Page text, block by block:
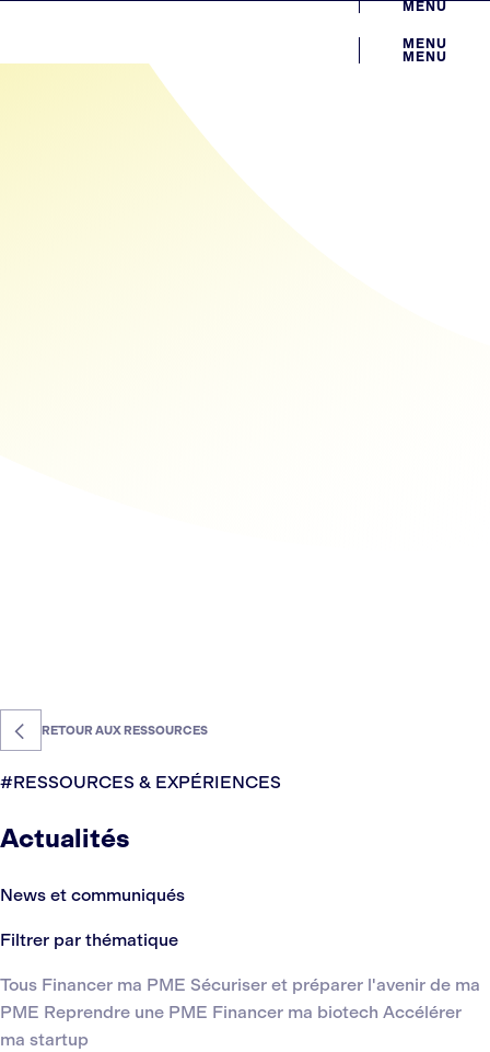
MENU
MENU
MENU
RETOUR AUX RESSOURCES
#RESSOURCES & EXPÉRIENCES
Actualités
News et communiqués
Filtrer par thématique
Tous Financer ma PME Sécuriser et préparer l'avenir de ma
PME Reprendre une PME Financer ma biotech Accélérer
ma startup